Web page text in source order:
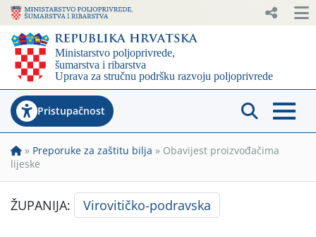
Pristupačnost
» Preporuke za zaštitu bilja » Obavijest proizvođačima
lijeske
ŽUPANIJA: Virovitičko-podravska